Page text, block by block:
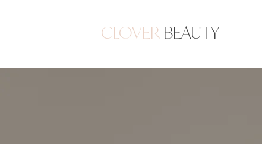
CLOVER BEAUTY